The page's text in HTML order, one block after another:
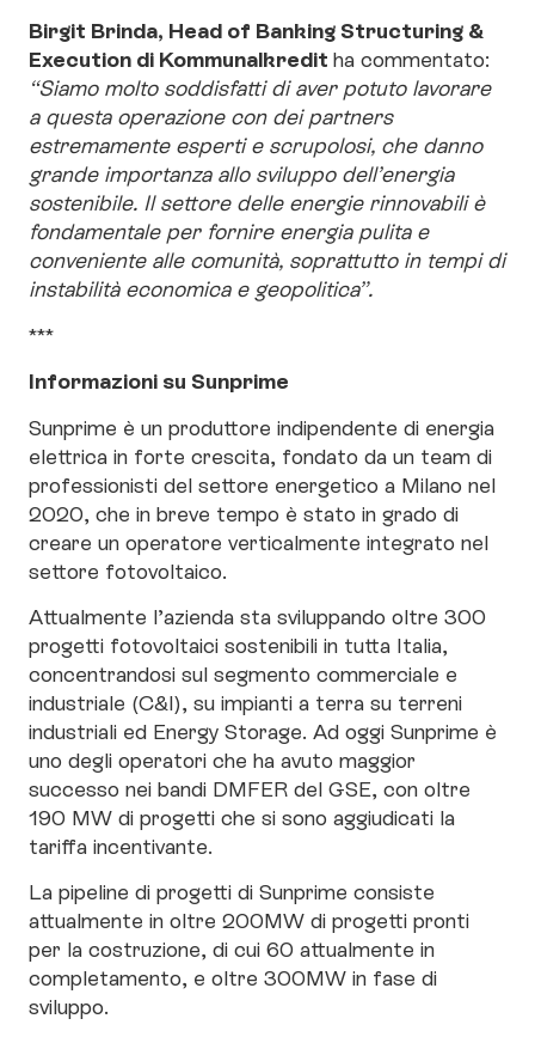
Birgit Brinda, Head of Banking Structuring &
Execution di Kommunalkredit ha commentato:
“Siamo molto soddisfatti di aver potuto lavorare
a questa operazione con dei partners
estremamente esperti e scrupolosi, che danno
grande importanza allo sviluppo dell’energia
sostenibile. Il settore delle energie rinnovabili è
fondamentale per fornire energia pulita e
conveniente alle comunità, soprattutto in tempi di
instabilità economica e geopolitica”.
***
Informazioni su Sunprime
Sunprime è un produttore indipendente di energia
elettrica in forte crescita, fondato da un team di
professionisti del settore energetico a Milano nel
2020, che in breve tempo è stato in grado di
creare un operatore verticalmente integrato nel
settore fotovoltaico.
Attualmente l’azienda sta sviluppando oltre 300
progetti fotovoltaici sostenibili in tutta Italia,
concentrandosi sul segmento commerciale e
industriale (C&I), su impianti a terra su terreni
industriali ed Energy Storage. Ad oggi Sunprime è
uno degli operatori che ha avuto maggior
successo nei bandi DMFER del GSE, con oltre
190 MW di progetti che si sono aggiudicati la
tariffa incentivante.
La pipeline di progetti di Sunprime consiste
attualmente in oltre 200MW di progetti pronti
per la costruzione, di cui 60 attualmente in
completamento, e oltre 300MW in fase di
sviluppo.